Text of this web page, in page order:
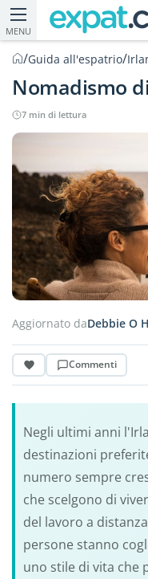
MENU
/Guida all'espatrio/
Nomadismo
7 min di lettura
Aggiornato daDebbie O
Commenti
Negli ultimi anni
destinazioni
numero sempre
che scelgono di
del lavoro a
persone stanno
uno stile di vita che